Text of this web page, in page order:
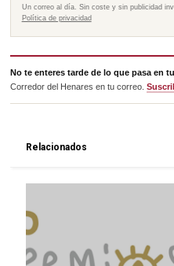
Un correo al día. Sin coste y sin publicidad
Política de privacidad
No te enteres tarde de lo que pasa en
Corredor del Henares en tu correo.
Relacionados